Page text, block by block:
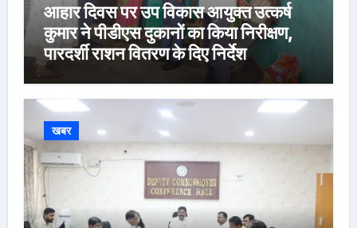
आहार दिवस पर उप विकास आयुक्त उत्कर्ष
कुमार ने पीडीएस दुकानों का किया निरीक्षण,
पारदर्शी राशन वितरण के दिए निर्देश
खबर